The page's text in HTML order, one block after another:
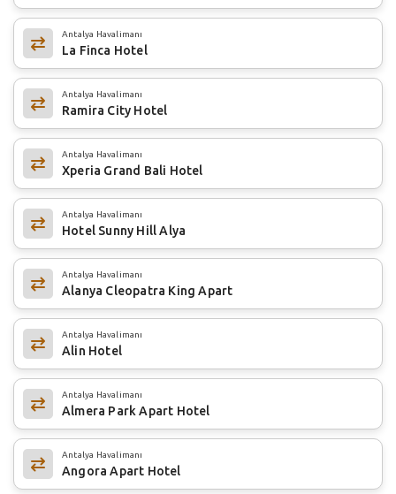
Antalya Havalimanı
La Finca Hotel
Antalya Havalimanı
Ramira City Hotel
Antalya Havalimanı
Xperia Grand Bali Hotel
Antalya Havalimanı
Hotel Sunny Hill Alya
Antalya Havalimanı
Alanya Cleopatra King Apart
Antalya Havalimanı
Alin Hotel
Antalya Havalimanı
Almera Park Apart Hotel
Antalya Havalimanı
Angora Apart Hotel